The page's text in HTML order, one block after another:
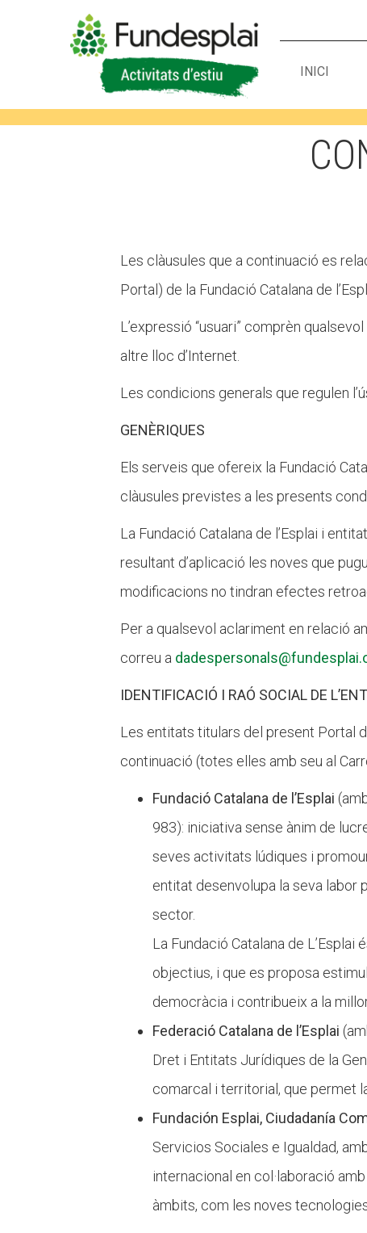
INICI
Les clàusules que a continuació es
Portal) de la Fundació Catalana de
L’expressió “usuari” comprèn
altre lloc d’Internet.
Les condicions generals que regulen
GENÈRIQUES
Els serveis que ofereix la Fundació
clàusules previstes a les presents
La Fundació Catalana de l’Esplai i
resultant d’aplicació les noves que
modificacions no tindran efectes
Per a qualsevol aclariment en relació
correu a
IDENTIFICACIÓ I RAÓ SOCIAL DE
Les entitats titulars del present Portal
continuació (totes elles amb seu al
Fundació Catalana de l’Esplai
983): iniciativa sense ànim de
seves activitats lúdiques i
entitat desenvolupa la seva labor
sector.
La Fundació Catalana de
objectius, i que es proposa
democràcia i contribueix a la
Federació Catalana de l’Esplai
Dret i Entitats Jurídiques de la
comarcal i territorial, que permet
Fundación Esplai, Ciudadanía
Servicios Sociales e Igualdad,
internacional en col·laboració
àmbits, com les noves
ACTIVITATS D'ESTIU
CONEIX FUNDESPLAI
Missió i valors
Els comptes